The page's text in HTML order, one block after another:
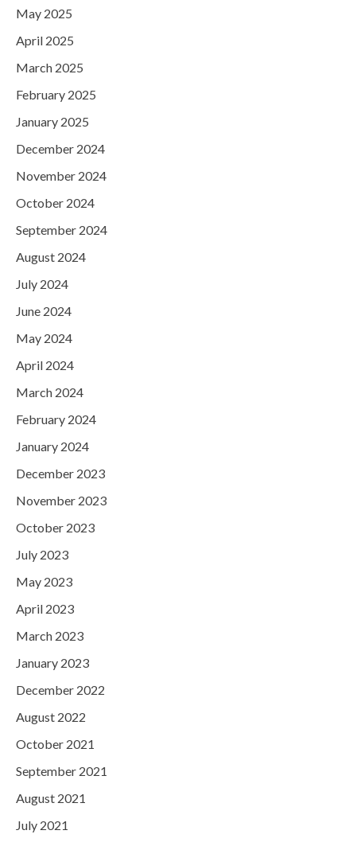
May 2025
April 2025
March 2025
February 2025
January 2025
December 2024
November 2024
October 2024
September 2024
August 2024
July 2024
June 2024
May 2024
April 2024
March 2024
February 2024
January 2024
December 2023
November 2023
October 2023
July 2023
May 2023
April 2023
March 2023
January 2023
December 2022
August 2022
October 2021
September 2021
August 2021
July 2021